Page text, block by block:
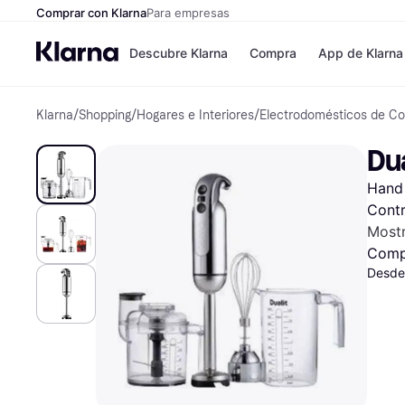
Comprar con KlarnaPara empresas
Descubre Klarna
Formas de
Paga ahora
Paga en 3 plazos
Paga en 30 días
Financiación
Klarna en Apple
Compra
Tiendas
Zalando
JD Sports
Directorio de
App de Klarna
Klarna/Shopping/Hogares e Interiores/Electrodomésticos de